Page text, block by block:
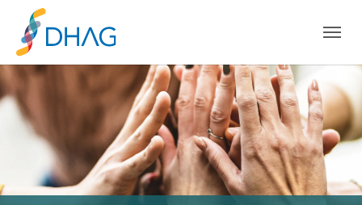
Zum Hauptinhalt springen
Skip to page footer